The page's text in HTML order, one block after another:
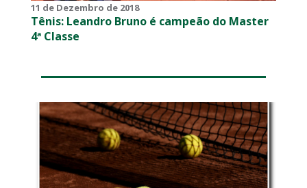
11 de Dezembro de 2018
Tênis: Leandro Bruno é campeão do Master
4ª Classe